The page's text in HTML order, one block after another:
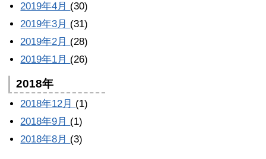
2019年4月 (30)
2019年3月 (31)
2019年2月 (28)
2019年1月 (26)
2018年
2018年12月 (1)
2018年9月 (1)
2018年8月 (3)